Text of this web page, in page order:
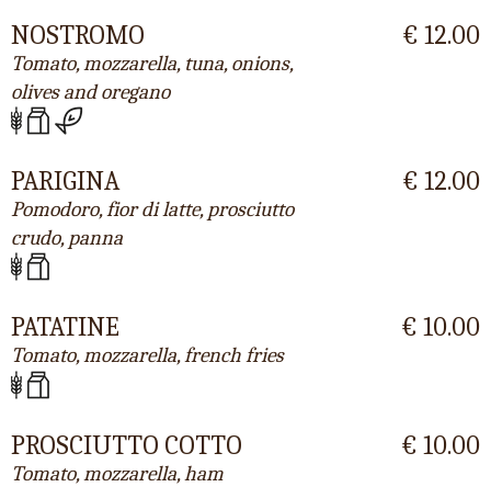
NOSTROMO
Tomato, mozzarella, tuna, onions,
olives and oregano
€ 12.00
PARIGINA
Pomodoro, fior di latte, prosciutto
crudo, panna
€ 12.00
PATATINE
Tomato, mozzarella, french fries
€ 10.00
PROSCIUTTO COTTO
Tomato, mozzarella, ham
€ 10.00